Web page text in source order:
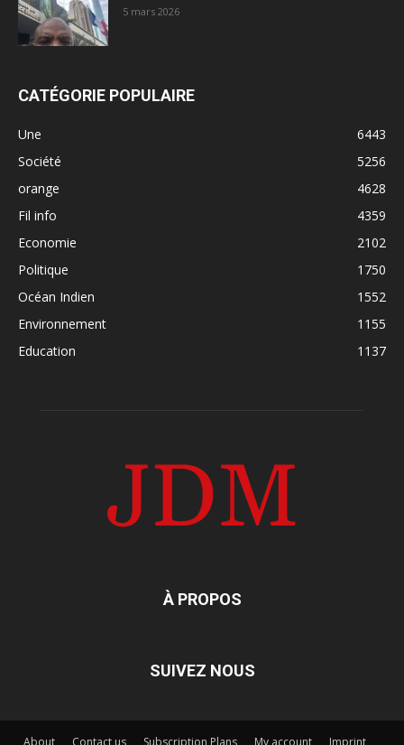
5 mars 2026
CATÉGORIE POPULAIRE
Une
6443
Société
5256
orange
4628
Fil info
4359
Economie
2102
Politique
1750
Océan Indien
1552
Environnement
1155
Education
1137
À PROPOS
SUIVEZ NOUS
About Contact us Subscription Plans My account Imprint